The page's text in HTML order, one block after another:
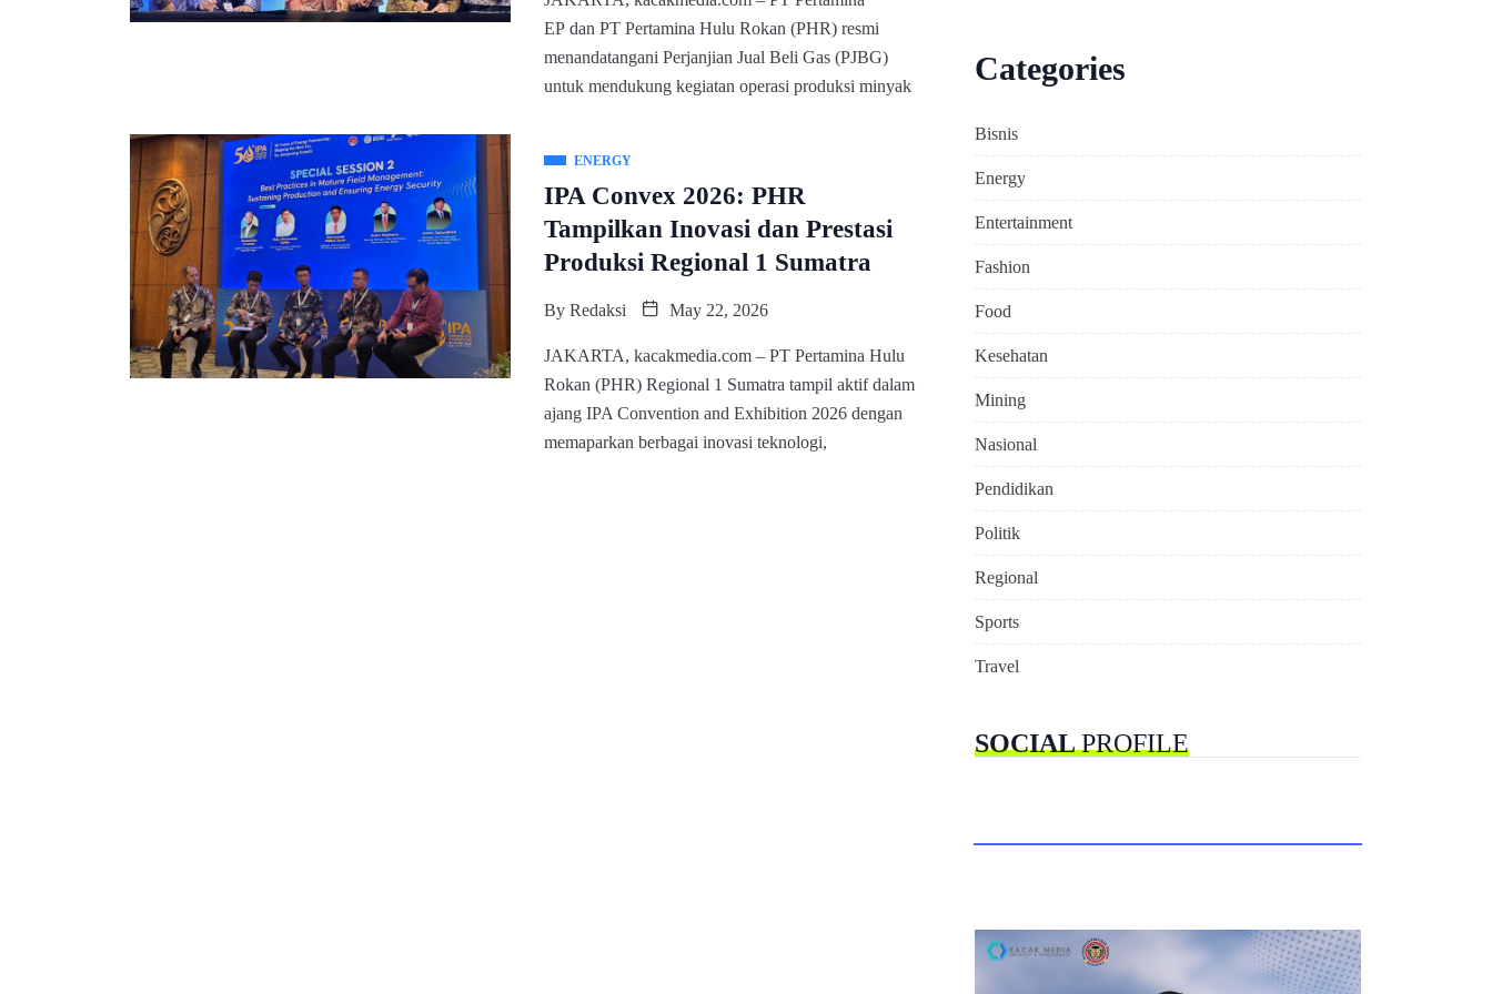
EP dan PT Pertamina Hulu Rokan (PHR) resmi
menandatangani Perjanjian Jual Beli Gas (PJBG)
untuk mendukung kegiatan operasi produksi minyak
ENERGY
IPA Convex 2026: PHR
Tampilkan Inovasi dan Prestasi
Produksi Regional 1 Sumatra
By Redaksi May 22, 2026
JAKARTA, kacakmedia.com – PT Pertamina Hulu
Rokan (PHR) Regional 1 Sumatra tampil aktif dalam
ajang IPA Convention and Exhibition 2026 dengan
memaparkan berbagai inovasi teknologi,
Categories
Bisnis
Energy
Entertainment
Fashion
Food
Kesehatan
Mining
Nasional
Pendidikan
Politik
Regional
Sports
Travel
SOCIALPROFILE